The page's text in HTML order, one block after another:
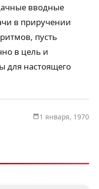
вводные
в приручении
пусть
в цель и
для настоящего
1 января, 1970